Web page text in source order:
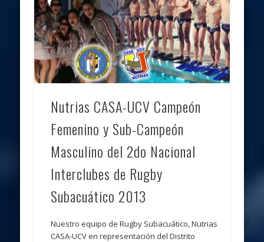
Nutrias CASA-UCV Campeón
Femenino y Sub-Campeón
Masculino del 2do Nacional
Interclubes de Rugby
Subacuático 2013
Nuestro equipo de Rugby Subacuático, Nutrias
CASA-UCV en representación del Distrito